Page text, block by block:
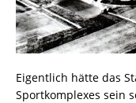
Eigentlich hätte das
Sportkomplexes sein